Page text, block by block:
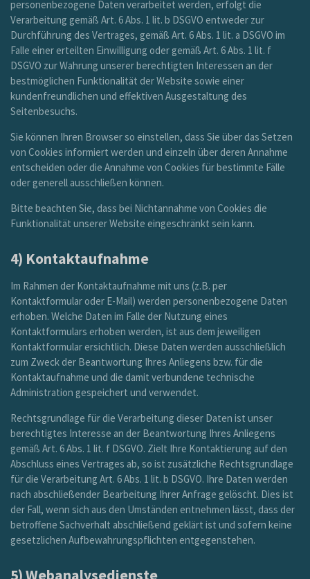
personenbezogene Daten verarbeitet werden, erfolgt die
Verarbeitung gemäß Art. 6 Abs. 1 lit. b DSGVO entweder zur
Durchführung des Vertrages, gemäß Art. 6 Abs. 1 lit. a DSGVO im
Falle einer erteilten Einwilligung oder gemäß Art. 6 Abs. 1 lit. f
DSGVO zur Wahrung unserer berechtigten Interessen an der
bestmöglichen Funktionalität der Website sowie einer
kundenfreundlichen und effektiven Ausgestaltung des
Seitenbesuchs.
Sie können Ihren Browser so einstellen, dass Sie über das Setzen
von Cookies informiert werden und einzeln über deren Annahme
entscheiden oder die Annahme von Cookies für bestimmte Fälle
oder generell ausschließen können.
Bitte beachten Sie, dass bei Nichtannahme von Cookies die
Funktionalität unserer Website eingeschränkt sein kann.
4) Kontaktaufnahme
Im Rahmen der Kontaktaufnahme mit uns (z.B. per
Kontaktformular oder E-Mail) werden personenbezogene Daten
erhoben. Welche Daten im Falle der Nutzung eines
Kontaktformulars erhoben werden, ist aus dem jeweiligen
Kontaktformular ersichtlich. Diese Daten werden ausschließlich
zum Zweck der Beantwortung Ihres Anliegens bzw. für die
Kontaktaufnahme und die damit verbundene technische
Administration gespeichert und verwendet.
Rechtsgrundlage für die Verarbeitung dieser Daten ist unser
berechtigtes Interesse an der Beantwortung Ihres Anliegens
gemäß Art. 6 Abs. 1 lit. f DSGVO. Zielt Ihre Kontaktierung auf den
Abschluss eines Vertrages ab, so ist zusätzliche Rechtsgrundlage
für die Verarbeitung Art. 6 Abs. 1 lit. b DSGVO. Ihre Daten werden
nach abschließender Bearbeitung Ihrer Anfrage gelöscht. Dies ist
der Fall, wenn sich aus den Umständen entnehmen lässt, dass der
betroffene Sachverhalt abschließend geklärt ist und sofern keine
gesetzlichen Aufbewahrungspflichten entgegenstehen.